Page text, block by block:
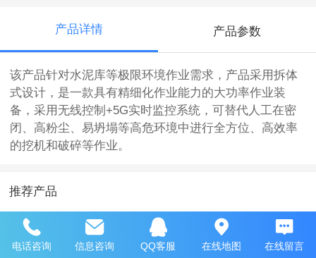
产品详情 产品参数
该产品针对水泥库等极限环境作业需求，产品采用拆体
式设计，是一款具有精细化作业能力的大功率作业装
备，采用无线控制+5G实时监控系统，可替代人工在密
闭、高粉尘、易坍塌等高危环境中进行全方位、高效率
的挖机和破碎等作业。
推荐产品
电话咨询 信息咨询 QQ客服 在线地图 在线留言